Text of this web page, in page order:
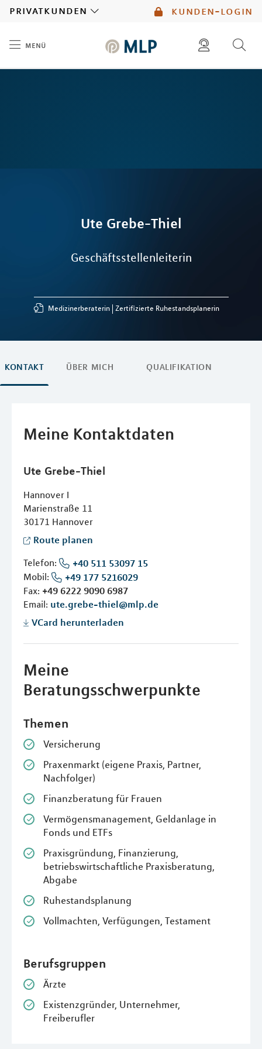
kunden-login
privatkunden
menü
Ute Grebe-Thiel
Geschäftsstellenleiterin
Medizinerberaterin Zertifizierte Ruhestandsplanerin
KONTAKT ÜBER MICH QUALIFIKATION
Meine Kontaktdaten
Ute Grebe-Thiel
Hannover I
Marienstraße 11
30171 Hannover
Route planen
Telefon:
+40 511 53097 15
Mobil:
+49 177 5216029
Fax: +49 6222 9090 6987
Email: ute.grebe-thiel@mlp.de
VCard herunterladen
Meine
Beratungsschwerpunkte
Themen
Versicherung
Praxenmarkt (eigene Praxis, Partner,
Nachfolger)
Finanzberatung für Frauen
Vermögensmanagement, Geldanlage in
Fonds und ETFs
Praxisgründung, Finanzierung,
betriebswirtschaftliche Praxisberatung,
Abgabe
Ruhestandsplanung
Vollmachten, Verfügungen, Testament
Berufsgruppen
Ärzte
Existenzgründer, Unternehmer,
Freiberufler